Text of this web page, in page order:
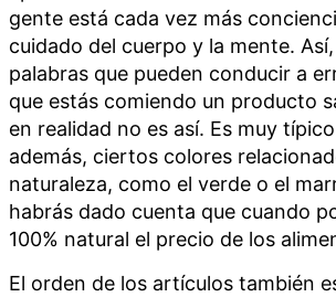
gente está cada vez más
cuidado del cuerpo y la mente.
palabras que pueden conducir a
que estás comiendo un producto
en realidad no es así. Es muy
además, ciertos colores
naturaleza, como el verde o el
habrás dado cuenta que cuando
100% natural el precio de los
El orden de los artículos también